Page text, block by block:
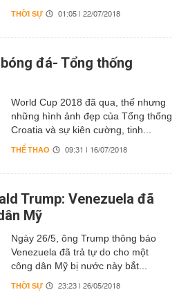
THỜI SỰ 01:05 | 22/07/2018
đá- Tổng thống
World Cup 2018 đã qua, thế nhưng
những hình ảnh đẹp của Tổng thống
Croatia và sự kiên cường, tinh...
THỂ THAO 09:31 | 16/07/2018
Trump: Venezuela đã
Mỹ
Ngày 26/5, ông Trump thông báo
Venezuela đã trả tự do cho một
công dân Mỹ bị nước này bắt...
THỜI SỰ 23:23 | 26/05/2018